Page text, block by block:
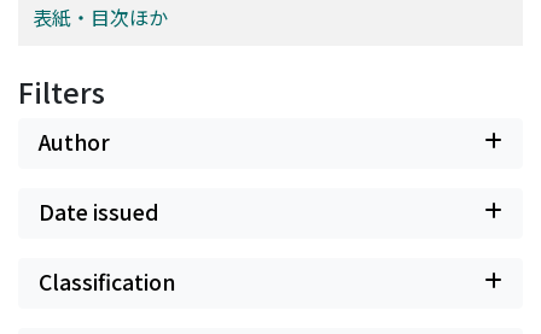
表紙・目次ほか
Filters
Author
Date issued
Classification